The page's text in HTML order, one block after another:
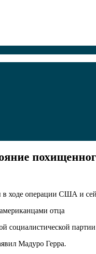
операции США и
социалистической
Мадуро Герра.